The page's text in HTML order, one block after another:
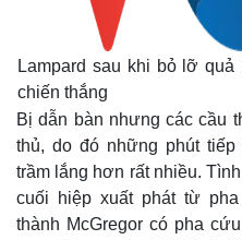
Lampard sau khi bỏ lỡ
chiến thắng
Bị dẫn bàn nhưng các cầu
thủ, do đó những phút
trầm lắng hơn rất nhiều.
cuối hiệp xuất phát từ
thành McGregor có pha